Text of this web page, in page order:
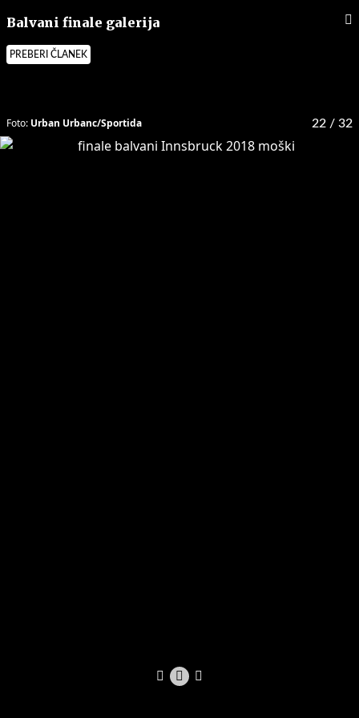
Balvani finale galerija
PREBERI ČLANEK
22 / 32
Foto: Urban Urbanc/Sportida